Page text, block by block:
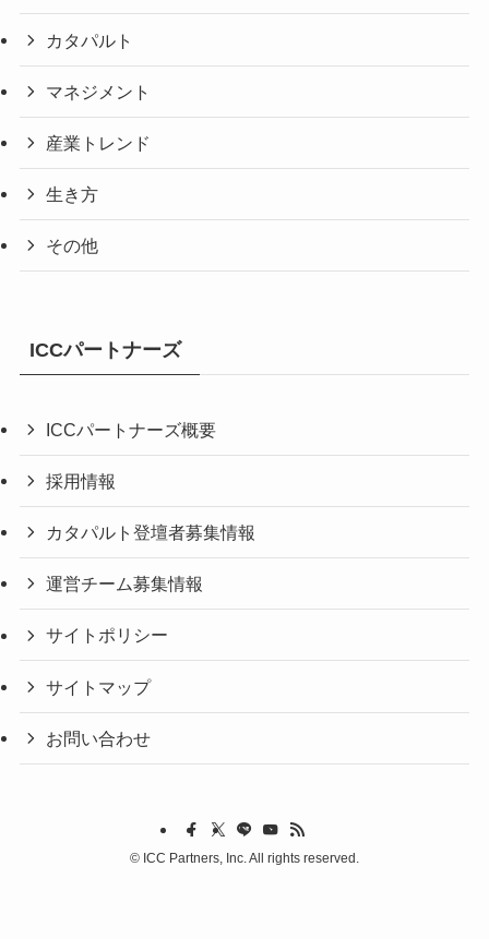
カタパルト
マネジメント
産業トレンド
生き方
その他
ICCパートナーズ
ICCパートナーズ概要
採用情報
カタパルト登壇者募集情報
運営チーム募集情報
サイトポリシー
サイトマップ
お問い合わせ
© ICC Partners, Inc. All rights reserved.